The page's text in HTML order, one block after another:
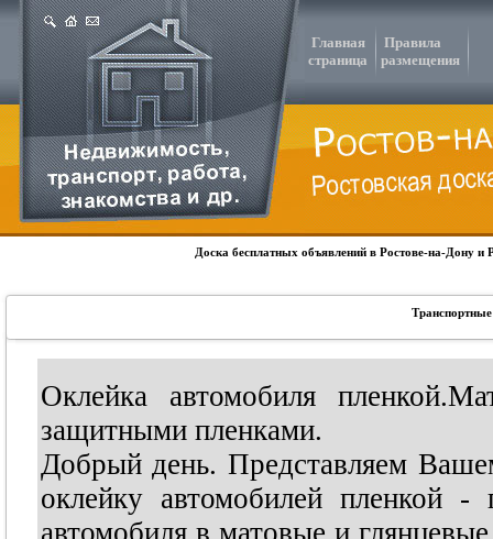
Главная
страница
Правила
размещения
Доска бесплатных объявлений в Ростове-на-Дону
Оклейка автомобиля
защитными пленками.
Добрый день. Представляем
оклейку автомобилей пленкой -
автомобиля в матовые и